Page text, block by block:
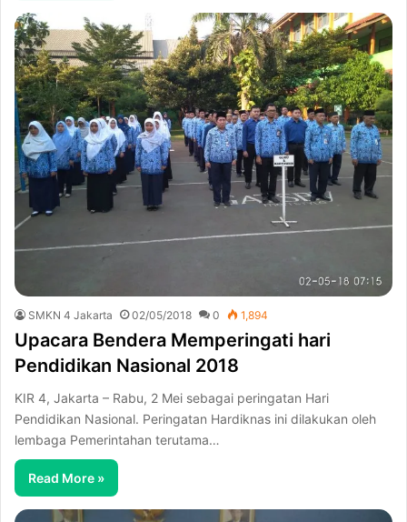
SMKN 4 Jakarta 02/05/2018 0 1,894
Upacara Bendera Memperingati hari
Pendidikan Nasional 2018
KIR 4, Jakarta – Rabu, 2 Mei sebagai peringatan Hari
Pendidikan Nasional. Peringatan Hardiknas ini dilakukan oleh
lembaga Pemerintahan terutama…
Read More »